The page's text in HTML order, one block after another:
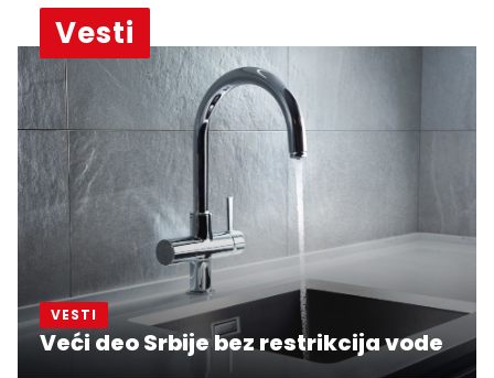
Vesti
VESTI
Veći deo Srbije bez restrikcija vode